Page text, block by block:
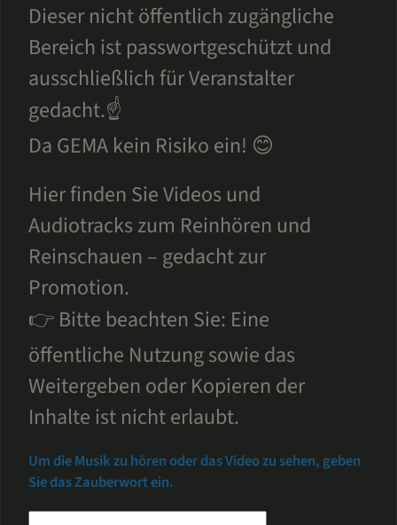
Dieser nicht öffentlich zugängliche
Bereich ist passwortgeschützt und
ausschließlich für Veranstalter
gedacht.☝️
Da GEMA kein Risiko ein! 😊
Hier finden Sie Videos und
Audiotracks zum Reinhören und
Reinschauen – gedacht zur
Promotion.
👉 Bitte beachten Sie: Eine
öffentliche Nutzung sowie das
Weitergeben oder Kopieren der
Inhalte ist nicht erlaubt.
Um die Musik zu hören oder das Video zu sehen, geben
Sie das Zauberwort ein.